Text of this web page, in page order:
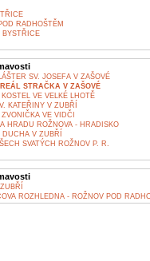
RADHOŠTĚM
BYSTŘICE
SV. JOSEFA V ZAŠOVÉ
STRAČKA V ZAŠOVÉ
VE VELKÉ LHOTĚ
KATEŘINY V ZUBŘÍ
VE VIDČI
HRADU ROŽNOVA - HRADISKO
DUCHA V ZUBŘÍ
SVATÝCH ROŽNOV P. R.
ROZHLEDNA - ROŽNOV POD